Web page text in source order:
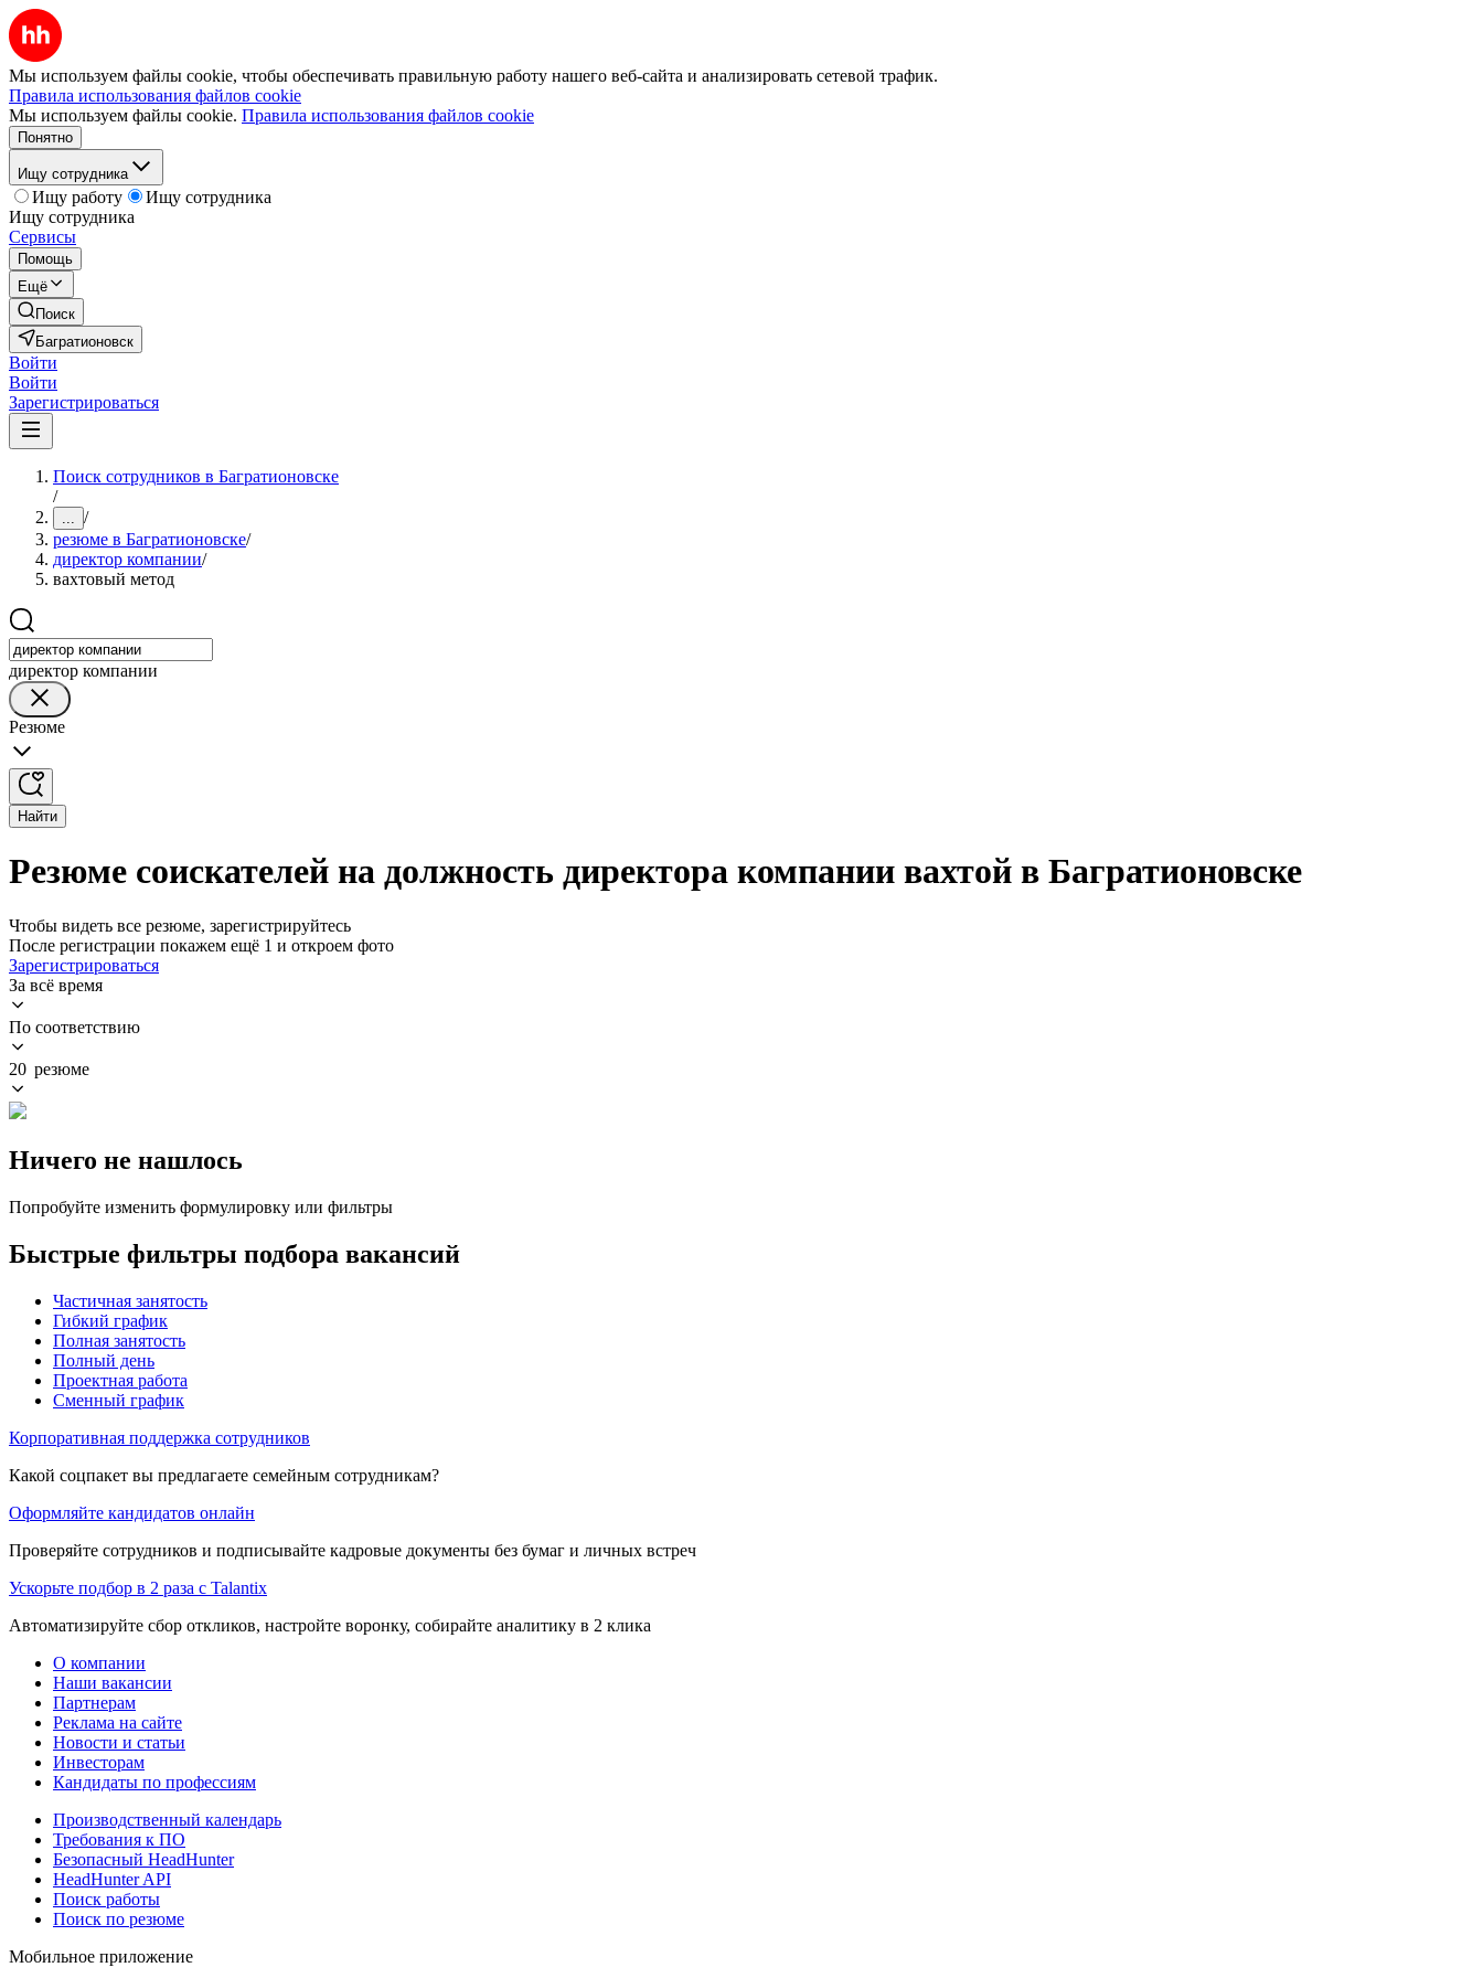
Мы используем файлы cookie, чтобы обеспечивать правильную работу нашего веб-сайта и анализировать сетевой трафик.
Правила использования файлов cookie
Мы используем файлы cookie. Правила использования файлов cookie
Понятно
Ищу сотрудника
Ищу работу
Ищу сотрудника
Ищу сотрудника
Сервисы
Помощь
Ещё
Поиск
Багратионовск
Войти
Войти
Зарегистрироваться
Поиск сотрудников в Багратионовске
/
... /
резюме в Багратионовске/
директор компании/
вахтовый метод
директор компании
Резюме
Найти
Резюме соискателей на должность директора компании вахтой в Багратионовске
Чтобы видеть все резюме, зарегистрируйтесь
После регистрации покажем ещё 1 и откроем фото
Зарегистрироваться
За всё время
По соответствию
20 резюме
Ничего не нашлось
Попробуйте изменить формулировку или фильтры
Быстрые фильтры подбора вакансий
Частичная занятость
Гибкий график
Полная занятость
Полный день
Проектная работа
Сменный график
Корпоративная поддержка сотрудников
Какой соцпакет вы предлагаете семейным сотрудникам?
Оформляйте кандидатов онлайн
Проверяйте сотрудников и подписывайте кадровые документы без бумаг и личных встреч
Ускорьте подбор в 2 раза с Talantix
Автоматизируйте сбор откликов, настройте воронку, собирайте аналитику в 2 клика
О компании
Наши вакансии
Партнерам
Реклама на сайте
Новости и статьи
Инвесторам
Кандидаты по профессиям
Производственный календарь
Требования к ПО
Безопасный HeadHunter
HeadHunter API
Поиск работы
Поиск по резюме
Мобильное приложение